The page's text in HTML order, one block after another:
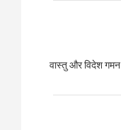
वास्तु और विदेश गमन